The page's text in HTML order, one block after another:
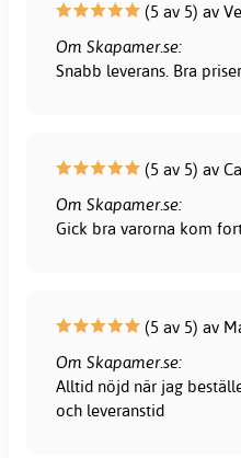
(5 av 5) av
Om Skapamer.se:
Snabb leverans. Bra
(5 av 5) av
Om Skapamer.se:
Gick bra varorna kom
(5 av 5) av
Om Skapamer.se:
Alltid nöjd när jag
och leveranstid